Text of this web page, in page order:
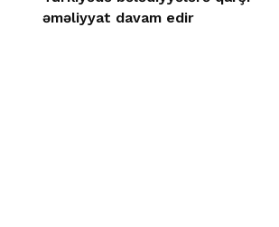
əməliyyat davam edir